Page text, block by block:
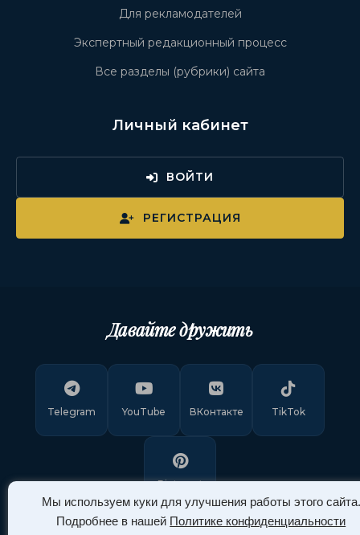
Мы используем куки для улучшения работы этого сайта.
Подробнее в нашей Политике конфиденциальности
Для рекламодателей
Экспертный редакционный процесс
Все разделы (рубрики) сайта
Личный кабинет
ВОЙТИ
РЕГИСТРАЦИЯ
Давайте дружить
Telegram YouTube ВКонтакте TikTok
Pinterest